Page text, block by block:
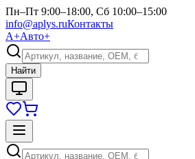
Пн–Пт 9:00–18:00, Сб 10:00–15:00
info@aplys.ruКонтакты
А+Авто+
Найти